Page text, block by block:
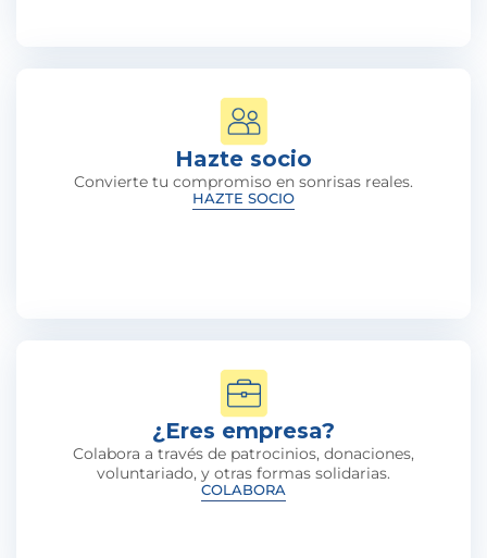
Hazte socio
Convierte tu compromiso en sonrisas reales.
HAZTE SOCIO
¿Eres empresa?
Colabora a través de patrocinios, donaciones,
voluntariado, y otras formas solidarias.
COLABORA